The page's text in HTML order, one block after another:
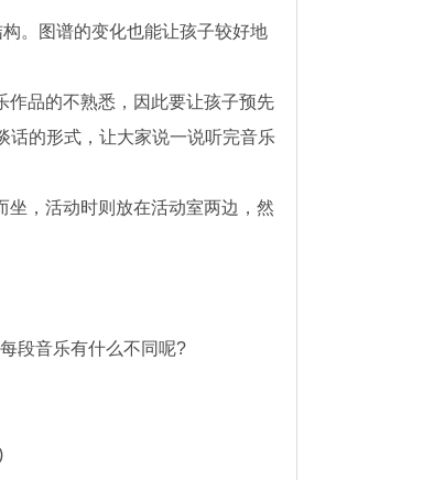
。图谱的变化也能让孩子较好地
品的不熟悉，因此要让孩子预先
话的形式，让大家说一说听完音乐
，活动时则放在活动室两边，然
段音乐有什么不同呢?